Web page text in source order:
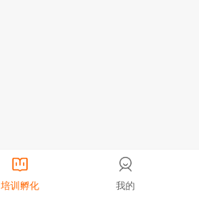
培训孵化 我的